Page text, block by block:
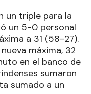
un triple para la
un 5-0 personal
a 31 (58-27).
máxima, 32
en el banco de
sumaron
sumado a un